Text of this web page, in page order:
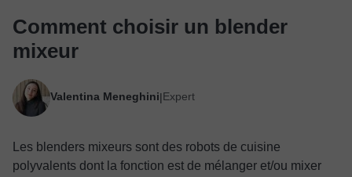
Comment choisir un blender
mixeur
Valentina Meneghini|Expert
Les blenders mixeurs sont des robots de cuisine
polyvalents dont la fonction est de mélanger et/ou mixer